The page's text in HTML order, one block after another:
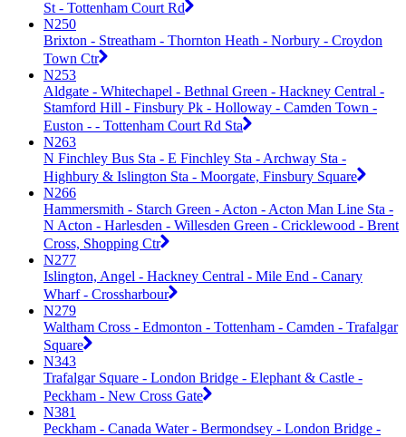
St - Tottenham Court Rd
N250
Brixton - Streatham - Thornton Heath - Norbury - Croydon
Town Ctr
N253
Aldgate - Whitechapel - Bethnal Green - Hackney Central -
Stamford Hill - Finsbury Pk - Holloway - Camden Town -
Euston - - Tottenham Court Rd Sta
N263
N Finchley Bus Sta - E Finchley Sta - Archway Sta -
Highbury & Islington Sta - Moorgate, Finsbury Square
N266
Hammersmith - Starch Green - Acton - Acton Man Line Sta -
N Acton - Harlesden - Willesden Green - Cricklewood - Brent
Cross, Shopping Ctr
N277
Islington, Angel - Hackney Central - Mile End - Canary
Wharf - Crossharbour
N279
Waltham Cross - Edmonton - Tottenham - Camden - Trafalgar
Square
N343
Trafalgar Square - London Bridge - Elephant & Castle -
Peckham - New Cross Gate
N381
Peckham - Canada Water - Bermondsey - London Bridge -